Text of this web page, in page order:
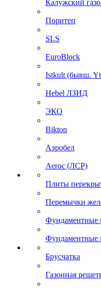
Калужский
Поритеп
SLS
EuroBlock
Istkult (бывш.
Hebel ЛЗИД
ЭКО
Bikton
Аэробел
Aeroc (ЛСР)
Плиты
Перемычки
Фундаментные
Брусчатка
Газонная